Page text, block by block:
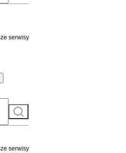
serwisu
serwisy
Szukaj
serwisy